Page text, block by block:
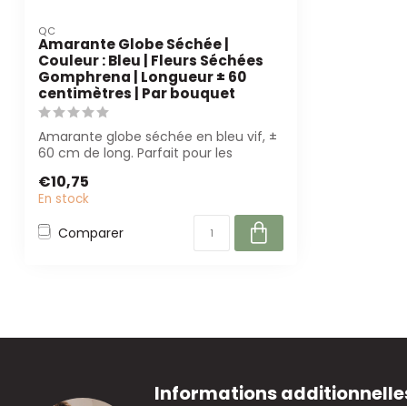
QC
Amarante Globe Séchée |
Couleur : Bleu | Fleurs Séchées
Gomphrena | Longueur ± 60
centimètres | Par bouquet
Amarante globe séchée en bleu vif, ±
60 cm de long. Parfait pour les
€10,75
En stock
Comparer
Informations